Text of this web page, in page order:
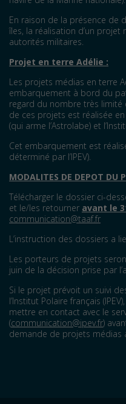
En raison de la présence de
îles, la réalisation d’un projet
autorités militaires.
Projet en terre Adélie :
Les projets médias en terre
embarquement à bord du
regard du nombre très limité
de ces projets est réalisée
(qui arme l’Astrolabe) et
Cet embarquement est
déterminé par l’IPEV).
MODALITES DE DEPOT DU
Télécharger le dossier ci-
et le/les retourner avant le
communication@taaf.fr
L’instruction des dossiers a
Les porteurs de projets
juin de la décision prise par
Si le projet prévoit un suivi
l’Institut Polaire français
mettre en contact avec le
(communication@ipev.fr)
demande de projets médias